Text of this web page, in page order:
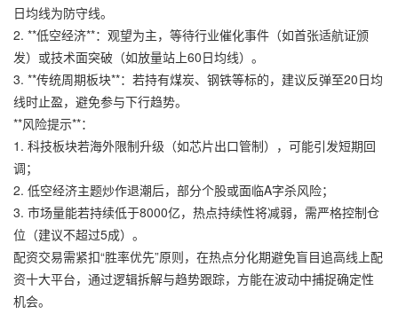
日均线为防守线。
2. **低空经济**：观望为主，等待行业催化事件（如首张适航证颁
发）或技术面突破（如放量站上60日均线）。
3. **传统周期板块**：若持有煤炭、钢铁等标的，建议反弹至20日均
线时止盈，避免参与下行趋势。
**风险提示**：
1. 科技板块若海外限制升级（如芯片出口管制），可能引发短期回
调；
2. 低空经济主题炒作退潮后，部分个股或面临A字杀风险；
3. 市场量能若持续低于8000亿，热点持续性将减弱，需严格控制仓
位（建议不超过5成）。
配资交易需紧扣“胜率优先”原则，在热点分化期避免盲目追高线上配
资十大平台，通过逻辑拆解与趋势跟踪，方能在波动中捕捉确定性
机会。